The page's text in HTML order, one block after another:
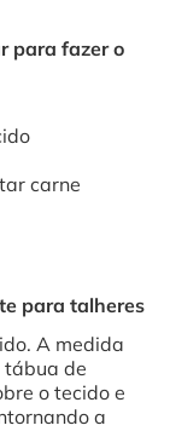
para fazer o
carne
para talheres
A medida
tábua de
o tecido e
a